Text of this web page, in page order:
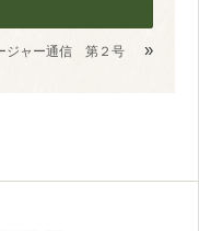
ジャー通信 第２号 »